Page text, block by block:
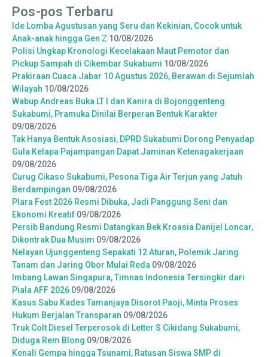
Pos-pos Terbaru
Ide Lomba Agustusan yang Seru dan Kekinian, Cocok untuk
Anak-anak hingga Gen Z 10/08/2026
Polisi Ungkap Kronologi Kecelakaan Maut Pemotor dan
Pickup Sampah di Cikembar Sukabumi 10/08/2026
Prakiraan Cuaca Jabar 10 Agustus 2026, Berawan di Sejumlah
Wilayah 10/08/2026
Wabup Andreas Buka LT I dan Kanira di Bojonggenteng
Sukabumi, Pramuka Dinilai Berperan Bentuk Karakter
09/08/2026
Tak Hanya Bentuk Asosiasi, DPRD Sukabumi Dorong Penyadap
Gula Kelapa Pajampangan Dapat Jaminan Ketenagakerjaan
09/08/2026
Curug Cikaso Sukabumi, Pesona Tiga Air Terjun yang Jatuh
Berdampingan 09/08/2026
Plara Fest 2026 Resmi Dibuka, Jadi Panggung Seni dan
Ekonomi Kreatif 09/08/2026
Persib Bandung Resmi Datangkan Bek Kroasia Danijel Loncar,
Dikontrak Dua Musim 09/08/2026
Nelayan Ujunggenteng Sepakati 12 Aturan, Polemik Jaring
Tanam dan Jaring Obor Mulai Reda 09/08/2026
Imbang Lawan Singapura, Timnas Indonesia Tersingkir dari
Piala AFF 2026 09/08/2026
Kasus Sabu Kades Tamanjaya Disorot Paoji, Minta Proses
Hukum Berjalan Transparan 09/08/2026
Truk Colt Diesel Terperosok di Letter S Cikidang Sukabumi,
Diduga Rem Blong 09/08/2026
Kenali Gempa hingga Tsunami, Ratusan Siswa SMP di